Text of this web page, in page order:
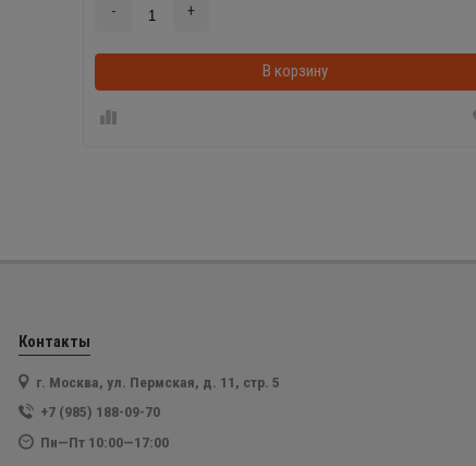
- +
В корзину
Контакты
г. Москва, ул. Пермская, д. 11, стр. 5
+7 (985) 188-09-70
Пн—Пт 10:00—17:00